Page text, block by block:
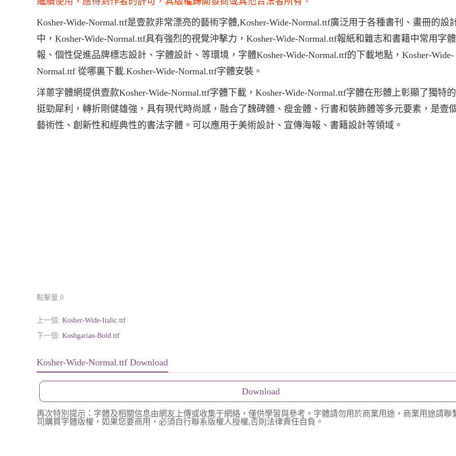
Kosher-Wide-Normal.ttf是壹款非常漂亮的藝術字體,Kosher-Wide-Normal.ttf廣泛用于各種書刊、畫冊的設
中，Kosher-Wide-Normal.ttf具有強烈的視覺沖擊力，Kosher-Wide-Normal.ttf報紙和雜志和書籍中常用字
報、個性促進品牌標志設計、字體設計、等環境，字體Kosher-Wide-Normal.ttf的下載地點，Kosher-Wide-
Normal.ttf 從哪裏下載.Kosher-Wide-Normal.ttf字體安裝。
洋蔥字體網提供壹款Kosher-Wide-Normal.ttf字體下載，Kosher-Wide-Normal.ttf字體在形體上彰顯了獨特
挺勁犀利，轉折剛健雄強，具有現代時尚感，融合了魏碑體、瘦金體、行書和裝飾體等多元要素，是壹
藝術性、創新性和經典性的書法字體。可以應用于美術設計、宣傳海報、書籍設計等領域。
點擊量:0
上一個: Kosher-Wide-Italic.ttf
下一個: Koshgarian-Bold.ttf
Kosher-Wide-Normal.ttf Download
Download
再次特別提示：字體及相關信息由網友上傳或收集于網絡，僅供學習與參考。字體請勿用於商業用途，商業用途請聯
司購買字體版權，如果您要商用，必須自行聯系版權人授權,否則法律責任自負。